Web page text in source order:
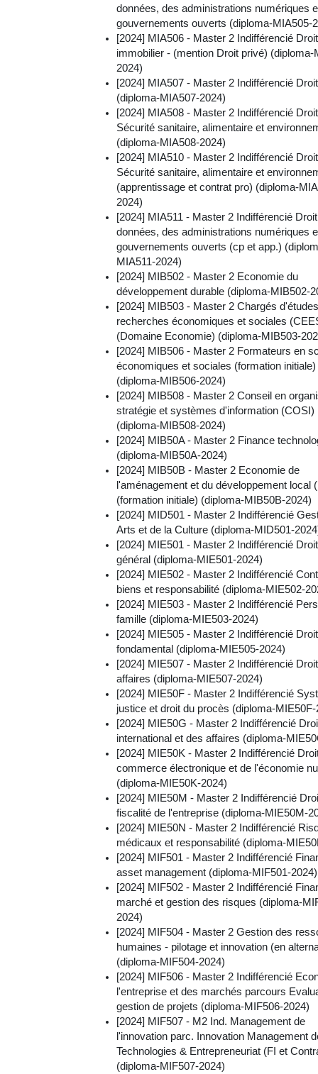
données, des administrations numériques
gouvernements ouverts (diploma-MIA505-
[2024] MIA506 - Master 2 Indifférencié Droit
immobilier - (mention Droit privé) (diploma-
2024)
[2024] MIA507 - Master 2 Indifférencié
(diploma-MIA507-2024)
[2024] MIA508 - Master 2 Indifférencié
Sécurité sanitaire, alimentaire et
(diploma-MIA508-2024)
[2024] MIA510 - Master 2 Indifférencié
Sécurité sanitaire, alimentaire et
(apprentissage et contrat pro) (diploma-
2024)
[2024] MIA511 - Master 2 Indifférencié
données, des administrations numériques
gouvernements ouverts (cp et app.)
MIA511-2024)
[2024] MIB502 - Master 2 Economie du
développement durable (diploma-MIB502-
[2024] MIB503 - Master 2 Chargés
recherches économiques et sociales
(Domaine Economie) (diploma-MIB503-
[2024] MIB506 - Master 2 Formateurs en
économiques et sociales (formation initiale)
(diploma-MIB506-2024)
[2024] MIB508 - Master 2 Conseil en
stratégie et systèmes d'information (COSI)
(diploma-MIB508-2024)
[2024] MIB50A - Master 2 Finance
(diploma-MIB50A-2024)
[2024] MIB50B - Master 2 Economie de
l'aménagement et du développement local
(formation initiale) (diploma-MIB50B-2024)
[2024] MID501 - Master 2 Indifférencié
Arts et de la Culture (diploma-MID501-
[2024] MIE501 - Master 2 Indifférencié
général (diploma-MIE501-2024)
[2024] MIE502 - Master 2 Indifférencié
biens et responsabilité (diploma-MIE502-
[2024] MIE503 - Master 2 Indifférencié
famille (diploma-MIE503-2024)
[2024] MIE505 - Master 2 Indifférencié
fondamental (diploma-MIE505-2024)
[2024] MIE507 - Master 2 Indifférencié
affaires (diploma-MIE507-2024)
[2024] MIE50F - Master 2 Indifférencié
justice et droit du procès (diploma-MIE50F-
[2024] MIE50G - Master 2 Indifférencié
international et des affaires (diploma-
[2024] MIE50K - Master 2 Indifférencié
commerce électronique et de l'économie
(diploma-MIE50K-2024)
[2024] MIE50M - Master 2 Indifférencié
fiscalité de l'entreprise (diploma-MIE50M-
[2024] MIE50N - Master 2 Indifférencié
médicaux et responsabilité (diploma-
[2024] MIF501 - Master 2 Indifférencié
asset management (diploma-MIF501-2024)
[2024] MIF502 - Master 2 Indifférencié
marché et gestion des risques (diploma-
2024)
[2024] MIF504 - Master 2 Gestion des
humaines - pilotage et innovation (en
(diploma-MIF504-2024)
[2024] MIF506 - Master 2 Indifférencié
l'entreprise et des marchés parcours
gestion de projets (diploma-MIF506-2024)
[2024] MIF507 - M2 Ind. Management de
l'innovation parc. Innovation Management
Technologies & Entrepreneuriat (FI et
(diploma-MIF507-2024)